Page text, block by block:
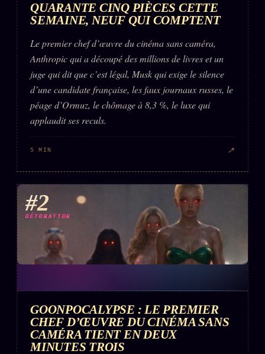
ÉQUIPE + AUTEURS
À propos
Founders
Équipe
Auteurs
Personas
Who is who
Signatures
Charte éditoriale
Studios
PRATIQUE + LÉGAL
Archive complète
QUARANTE CINQ PIÈCES CETTE
SEMAINE, NEUF QUI COMPTENT
Le premier chef d’œuvre du cinéma sans caméra,
Anthropic qui a découpé des millions de livres et un
juge qui dit que c’est légal, Musk qui exige le silence
d’une candidate française, les faux journaux russes, le
péage d’Ormuz, le chômage à 8,3 %, le luxe qui
applaudit ses reculs.
5 MIN ↗
#2
DÉTONATION
GOONPOCALYPSE : LE PREMIER
CHEF D’ŒUVRE DU CINÉMA SANS
CAMÉRA TIENT EN DEUX
MINUTES TROIS